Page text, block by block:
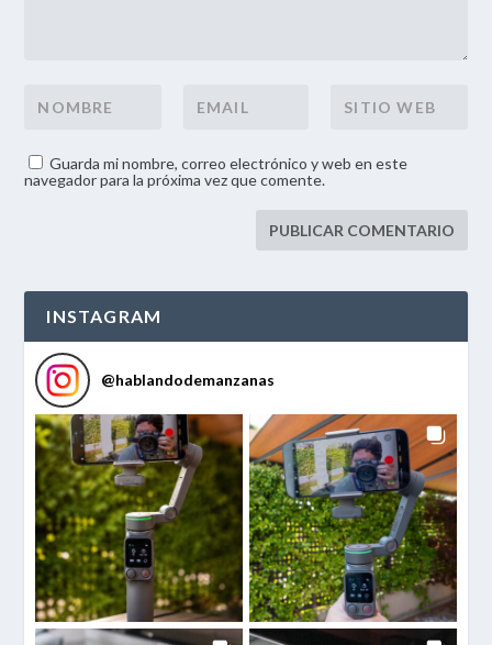
Guarda mi nombre, correo electrónico y web en este
navegador para la próxima vez que comente.
INSTAGRAM
@hablandodemanzanas